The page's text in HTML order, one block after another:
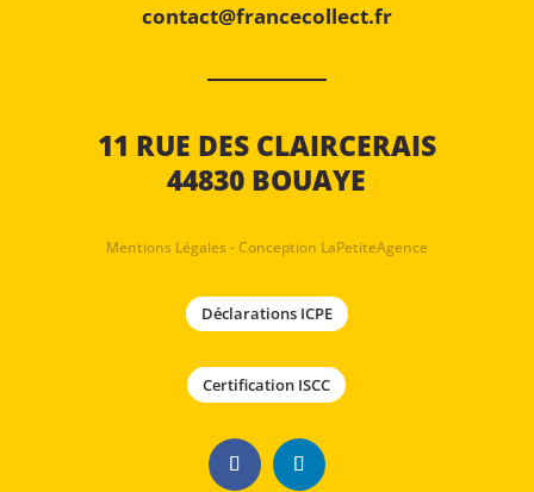
contact@francecollect.fr
11 RUE DES CLAIRCERAIS
44830 BOUAYE
Mentions Légales - Conception LaPetiteAgence
Déclarations ICPE
Certification ISCC